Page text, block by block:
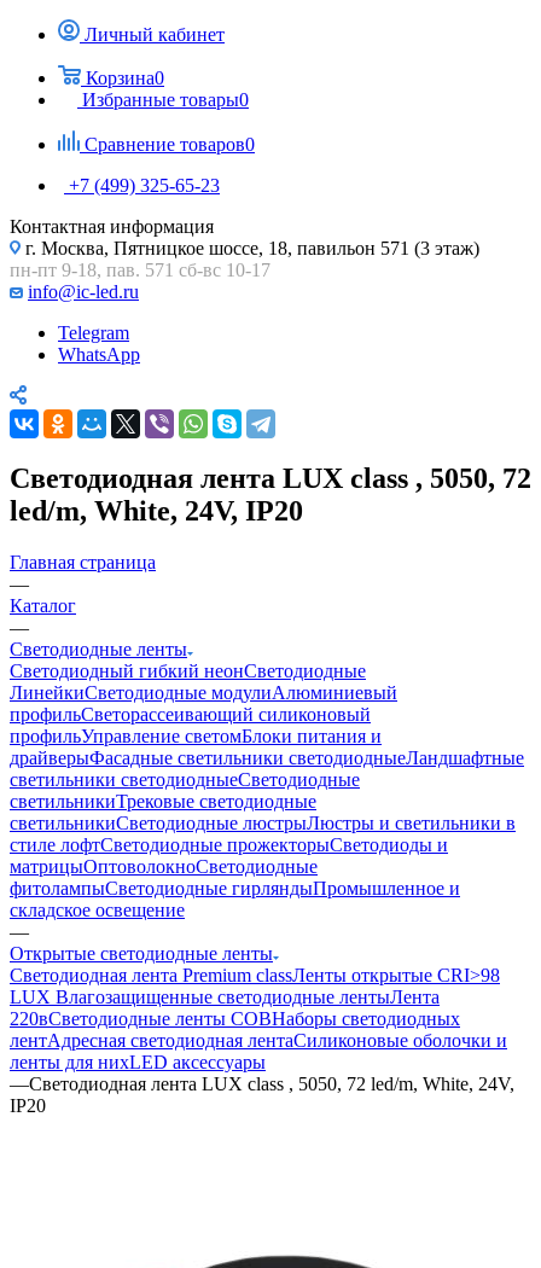
Личный кабинет
Корзина0
Избранные товары0
Сравнение товаров0
+7 (499) 325-65-23
Контактная информация
г. Москва, Пятницкое шоссе, 18, павильон 571 (3 этаж)
пн-пт 9-18, пав. 571 сб-вс 10-17
info@ic-led.ru
Telegram
WhatsApp
Светодиодная лента LUX class , 5050, 72
led/m, White, 24V, IP20
Главная страница
—
Каталог
—
Светодиодные ленты
Светодиодный гибкий неонСветодиодные
ЛинейкиСветодиодные модулиАлюминиевый
профильСветорассеивающий силиконовый
профильУправление светомБлоки питания и
драйверыФасадные светильники светодиодныеЛандшафтные
светильники светодиодныеСветодиодные
светильникиТрековые светодиодные
светильникиСветодиодные люстрыЛюстры и светильники в
стиле лофтСветодиодные прожекторыСветодиоды и
матрицыОптоволокноСветодиодные
фитолампыСветодиодные гирляндыПромышленное и
складское освещение
—
Открытые светодиодные ленты
Светодиодная лента Premium classЛенты открытые CRI>98
LUX Влагозащищенные светодиодные лентыЛента
220вСветодиодные ленты COBНаборы светодиодных
лентАдресная светодиодная лентаСиликоновые оболочки и
ленты для нихLED аксессуары
—Светодиодная лента LUX class , 5050, 72 led/m, White, 24V,
IP20